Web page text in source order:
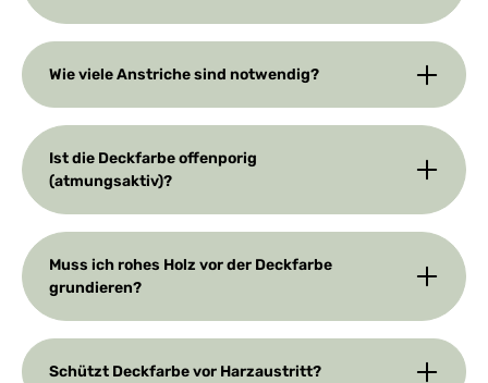
Wie viele Anstriche sind notwendig?
Ist die Deckfarbe offenporig
(atmungsaktiv)?
Muss ich rohes Holz vor der Deckfarbe
grundieren?
Schützt Deckfarbe vor Harzaustritt?